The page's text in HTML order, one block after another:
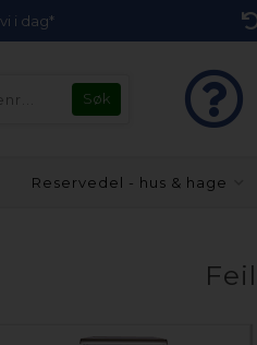
i dag*
Reservedel - hus & hage